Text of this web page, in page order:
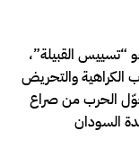
“تسييس القبيلة”،
الكراهية والتحريض
حوّل الحرب من صراع
السودان